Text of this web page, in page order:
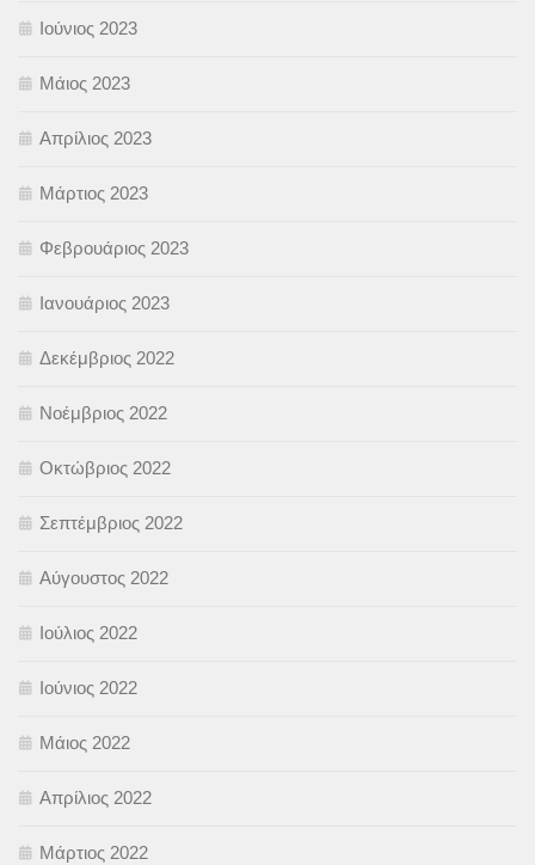
Ιούνιος 2023
Μάιος 2023
Απρίλιος 2023
Μάρτιος 2023
Φεβρουάριος 2023
Ιανουάριος 2023
Δεκέμβριος 2022
Νοέμβριος 2022
Οκτώβριος 2022
Σεπτέμβριος 2022
Αύγουστος 2022
Ιούλιος 2022
Ιούνιος 2022
Μάιος 2022
Απρίλιος 2022
Μάρτιος 2022